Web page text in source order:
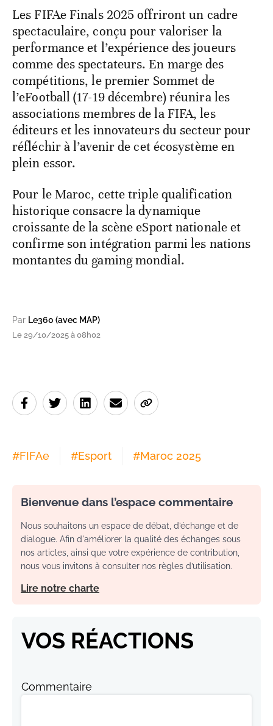
Les FIFAe Finals 2025 offriront un cadre
spectaculaire, conçu pour valoriser la
performance et l’expérience des joueurs
comme des spectateurs. En marge des
compétitions, le premier Sommet de
l’eFootball (17-19 décembre) réunira les
associations membres de la FIFA, les
éditeurs et les innovateurs du secteur pour
réfléchir à l’avenir de cet écosystème en
plein essor.
Pour le Maroc, cette triple qualification
historique consacre la dynamique
croissante de la scène eSport nationale et
confirme son intégration parmi les nations
montantes du gaming mondial.
Par Le360 (avec MAP)
Le 29/10/2025 à 08h02
#FIFAe #Esport #Maroc 2025
Bienvenue dans l’espace commentaire
Nous souhaitons un espace de débat, d’échange et de
dialogue. Afin d'améliorer la qualité des échanges sous
nos articles, ainsi que votre expérience de contribution,
nous vous invitons à consulter nos règles d’utilisation.
Lire notre charte
VOS RÉACTIONS
Commentaire